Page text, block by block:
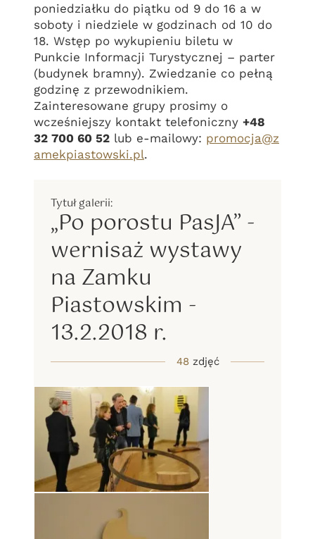
poniedziałku do piątku od 9 do 16 a w
soboty i niedziele w godzinach od 10 do
18. Wstęp po wykupieniu biletu w
Punkcie Informacji Turystycznej – parter
(budynek bramny). Zwiedzanie co pełną
godzinę z przewodnikiem.
Zainteresowane grupy prosimy o
wcześniejszy kontakt telefoniczny +48
32 700 60 52 lub e-mailowy: promocja@z
amekpiastowski.pl.
„Po porostu PasJA” -
wernisaż wystawy
na Zamku
Piastowskim -
13.2.2018 r.
48 zdjęć